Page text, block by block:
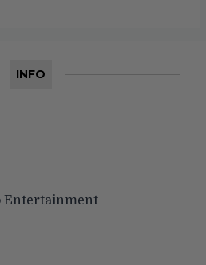
INFO
Entertainment